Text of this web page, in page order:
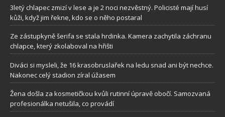
3letý chlapec zmizí v lese a je 2 noci nezvěstný. Policisté mají husí
kůži, když jim řekne, kdo se o něho postaral
Ze zástupkyně šerifa se stala hrdinka. Kamera zachytila záchranu
chlapce, který zkolaboval na hřišti
Diváci si mysleli, že 16 krasobruslařek na ledu snad ani být nechce.
Nakonec celý stadion zíral úžasem
Žena došla za kosmetičkou kvůli rutinní úpravě obočí. Samozvaná
profesionálka netušila, co provádí